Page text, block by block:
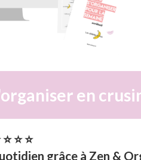
en
⭐ ⭐ ⭐
grâce à Zen &